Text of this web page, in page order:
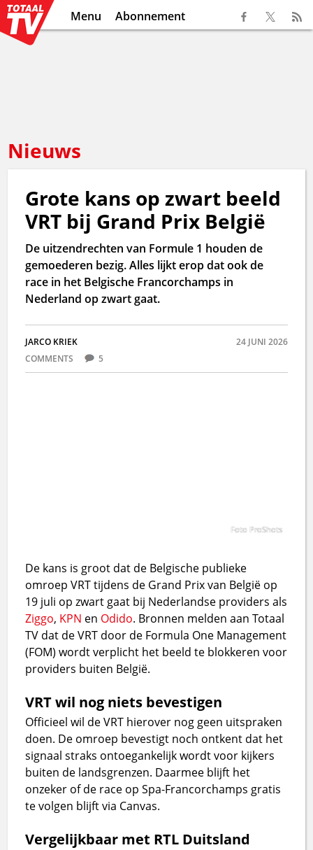
Menu Abonnement
Nieuws
Grote kans op zwart beeld
VRT bij Grand Prix België
De uitzendrechten van Formule 1 houden de
gemoederen bezig. Alles lijkt erop dat ook de
race in het Belgische Francorchamps in
Nederland op zwart gaat.
JARCO KRIEK
24 JUNI 2026
COMMENTS
5
Foto ProShots
De kans is groot dat de Belgische publieke
omroep VRT tijdens de Grand Prix van België op
19 juli op zwart gaat bij Nederlandse providers als
Ziggo, KPN en Odido. Bronnen melden aan Totaal
TV dat de VRT door de Formula One Management
(FOM) wordt verplicht het beeld te blokkeren voor
providers buiten België.
VRT wil nog niets bevestigen
Officieel wil de VRT hierover nog geen uitspraken
doen. De omroep bevestigt noch ontkent dat het
signaal straks ontoegankelijk wordt voor kijkers
buiten de landsgrenzen. Daarmee blijft het
onzeker of de race op Spa-Francorchamps gratis
te volgen blijft via Canvas.
Vergelijkbaar met RTL Duitsland